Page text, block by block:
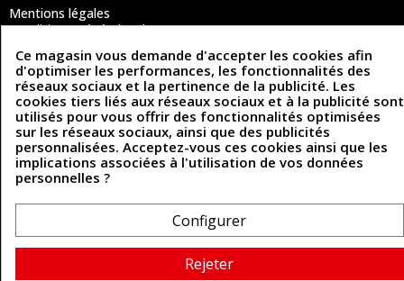
Mentions légales
Conditions Générales de Vente
Politique des cookies
Contactez-nous
Coordonnées
493 Chemin de Catougnac
81300 Graulhet
contact@cuirenstock.com
Cuirenstock © 2026 - Une création Quatrys 💙
Ce magasin vous demande d'accepter les cookies afin
d'optimiser les performances, les fonctionnalités des
réseaux sociaux et la pertinence de la publicité. Les
cookies tiers liés aux réseaux sociaux et à la publicité sont
utilisés pour vous offrir des fonctionnalités optimisées
sur les réseaux sociaux, ainsi que des publicités
personnalisées. Acceptez-vous ces cookies ainsi que les
implications associées à l'utilisation de vos données
personnelles ?
Configurer
Rejeter